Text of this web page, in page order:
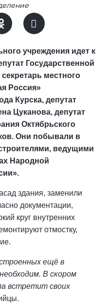
учреждения идет к
Государственной
местного
Россия»
Курска, депутат
Цуканова, депутат
Октябрьского
Они побывали в
ведущими
Народной
здания, заменили
документации,
круг внутренних
отмостку,
ещё в
В скором
встретит своих